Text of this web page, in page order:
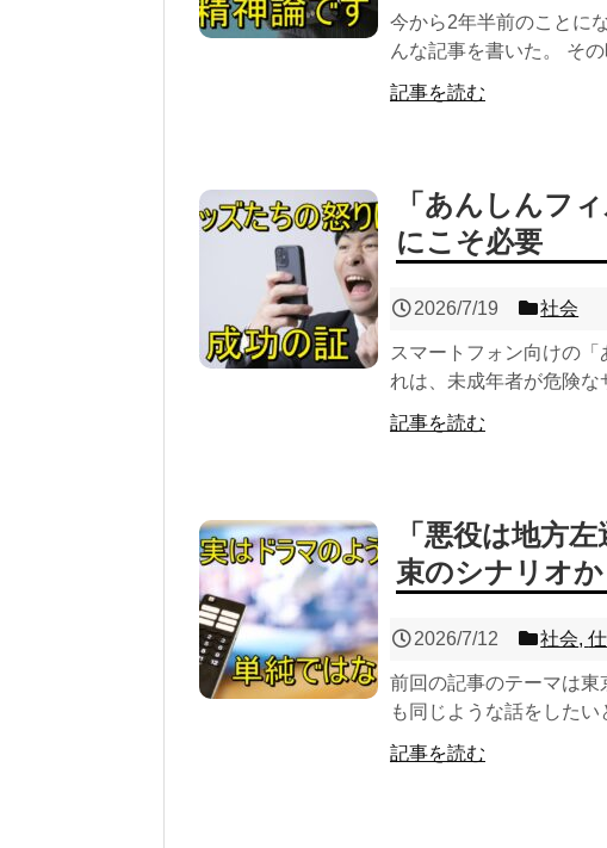
今から2年半前のことに
んな記事を書いた。 そ
記事を読む
「あんしんフ
にこそ必要
2026/7/19 社会
スマートフォン向けの
れは、未成年者が危険な
記事を読む
「悪役は地方
束のシナリオ
2026/7/12 社会,
前回の記事のテーマは東
も同じような話をした
記事を読む